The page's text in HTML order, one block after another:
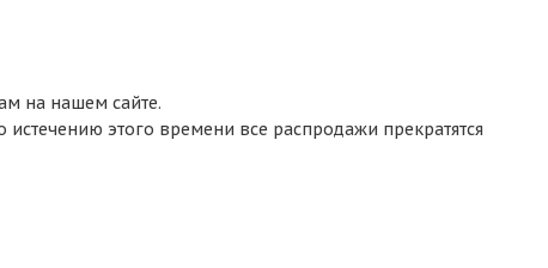
на нашем сайте.
этого времени все распродажи прекратятся